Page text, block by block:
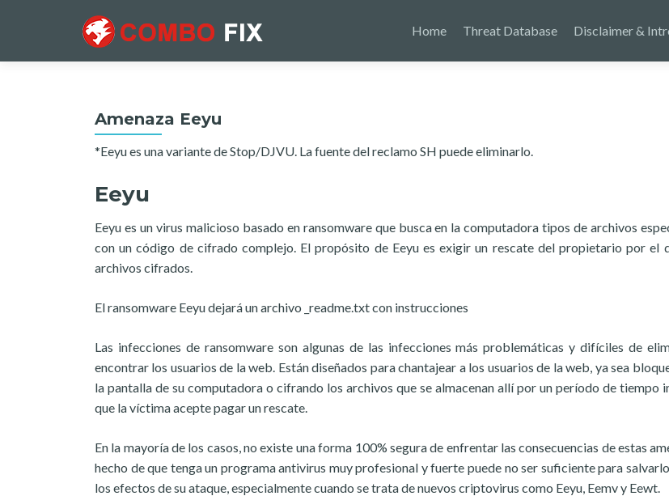
Home Threat Database Disclaimer &
Amenaza Eeyu
*Eeyu es una variante de Stop/DJVU. La fuente del reclamo SH puede eliminarlo.
Eeyu
Eeyu es un virus malicioso basado en ransomware que busca en la computadora tipos de archivos
con un código de cifrado complejo. El propósito de Eeyu es exigir un rescate del propietario por el
archivos cifrados.
El ransomware Eeyu dejará un archivo _readme.txt con instrucciones
Las infecciones de ransomware son algunas de las infecciones más problemáticas y difíciles de
encontrar los usuarios de la web. Están diseñados para chantajear a los usuarios de la web, ya sea
la pantalla de su computadora o cifrando los archivos que se almacenan allí por un período de tiempo
que la víctima acepte pagar un rescate.
En la mayoría de los casos, no existe una forma 100% segura de enfrentar las consecuencias de estas
hecho de que tenga un programa antivirus muy profesional y fuerte puede no ser suficiente para
los efectos de su ataque, especialmente cuando se trata de nuevos criptovirus como Eeyu, Eemv y Eewt.